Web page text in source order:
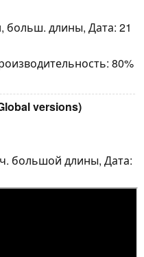
больш. длины, Дата: 21
80%
versions)
большой длины, Дата: